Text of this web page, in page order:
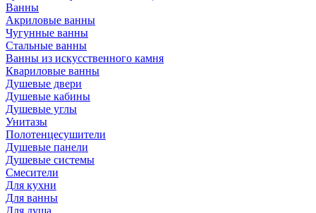
Ванны
Акриловые ванны
Чугунные ванны
Стальные ванны
Ванны из искусственного камня
Квариловые ванны
Душевые двери
Душевые кабины
Душевые углы
Унитазы
Полотенцесушители
Душевые панели
Душевые системы
Смесители
Для кухни
Для ванны
Для душа